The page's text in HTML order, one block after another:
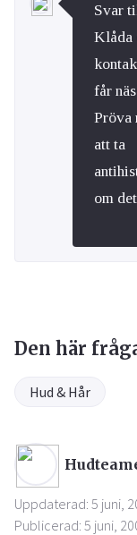
Svar
Klåda
får
Pröva
att ta
om
Den här
Hud & Hår
Uppdaterad: 5 juni,
Publicerad: 5 juni,